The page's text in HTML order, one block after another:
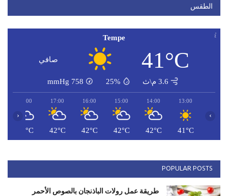
الطقس
Tempe
41°C صافي
3.6 م\ث 25%
758
mmHg
13:00
41°C
14:00
42°C
15:00
42°C
16:00
42°C
17:00
42°C
18:00
41°C
‹ ›
POPULAR POSTS
طريقة عمل رولات الباذنجان بالصوص الأحمر